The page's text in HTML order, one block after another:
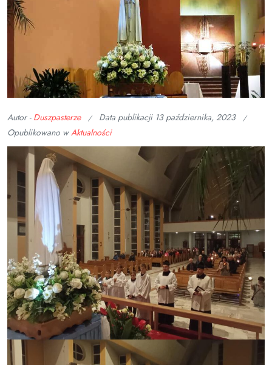
Autor - Duszpasterze Data publikacji 13 października, 2023
Opublikowano wAktualności